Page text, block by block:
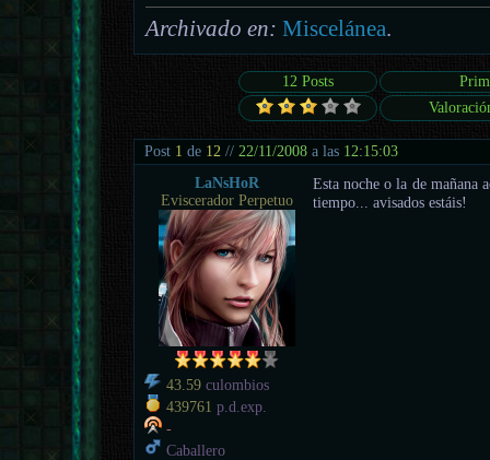
Archivado en: Miscelánea.
12 Posts
Post 1 de 12 // 22/11/2008 a las 12:15:03
LaNsHoR
Eviscerador Perpetuo
43.59 culombios
439761 p.d.exp.
-
Caballero
Esta noche o la de mañana
tiempo... avisados estáis!